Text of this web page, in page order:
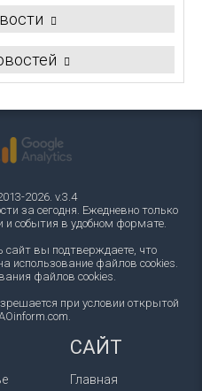
2026. v.3.4
за сегодня. Ежедневно только
события в удобном формате.
вы подтверждаете, что
использование файлов cookies.
файлов cookies.
при условии открытой
САЙТ
Главная